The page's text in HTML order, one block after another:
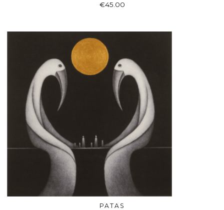
€45.00
Į KREPŠELĮ
PATAS